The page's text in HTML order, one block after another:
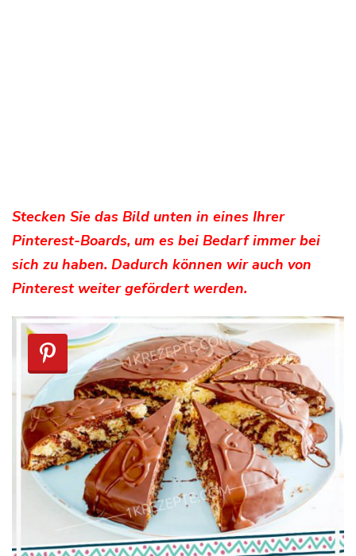
Stecken Sie das Bild unten in eines Ihrer
Pinterest-Boards, um es bei Bedarf immer bei
sich zu haben. Dadurch können wir auch von
Pinterest weiter gefördert werden.